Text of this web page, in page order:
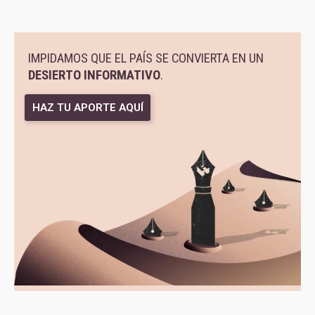
IMPIDAMOS QUE EL PAÍS SE CONVIERTA EN UN
DESIERTO INFORMATIVO.
HAZ TU APORTE AQUÍ